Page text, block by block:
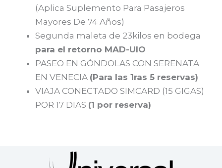
(Aplica Suplemento Para Pasajeros
Mayores De 74 Años)
Segunda maleta de 23kilos en bodega
para el retorno MAD-UIO
PASEO EN GÓNDOLAS CON SERENATA
EN VENECIA (Para las 1ras 5 reservas)
VIAJA CONECTADO SIMCARD (15 GIGAS)
POR 17 DIAS (1 por reserva)